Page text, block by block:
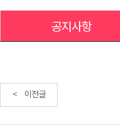
공지사항
< 이전글